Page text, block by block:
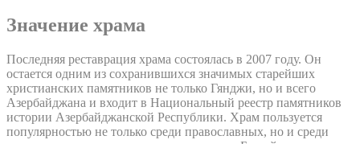
Значение храма
Последняя реставрация храма состоялась в 2007 году. Он
остается одним из сохранившихся значимых старейших
христианских памятников не только Гянджи, но и всего
Азербайджана и входит в Национальный реестр памятников
истории Азербайджанской Республики. Храм пользуется
популярностью не только среди православных, но и среди